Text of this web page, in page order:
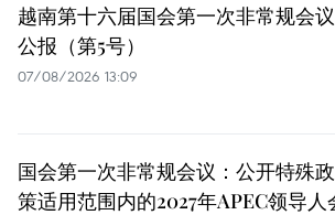
越南第十六届国会第一次非常规会议
公报（第5号）
07/08/2026 13:09
国会第一次非常规会议：公开特殊政
策适用范围内的2027年APEC领导人